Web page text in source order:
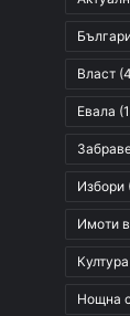
Власт
Евала
Избори
Имоти
Култура
Нощна